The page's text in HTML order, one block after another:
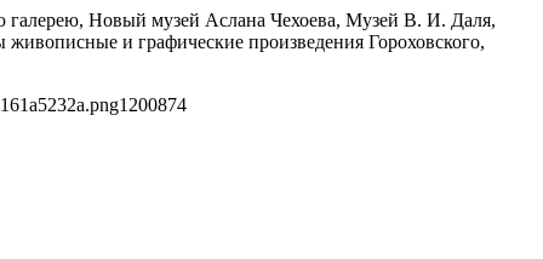
галерею, Новый музей Аслана Чехоева, Музей В. И. Даля,
и графические произведения Гороховского,
1200874